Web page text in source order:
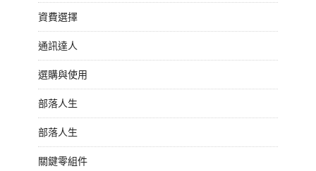
資費選擇
通訊達人
選購與使用
部落人生
部落人生
關鍵零組件